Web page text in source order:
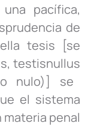
pacífica,
de
tesis [se
,testisnullus
nulo)] se
el sistema
penal